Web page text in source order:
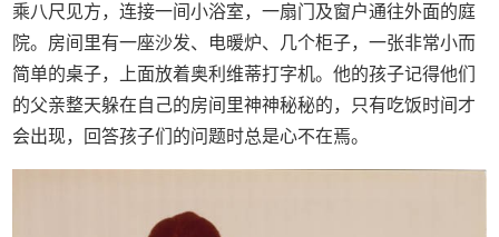
乘八尺见方，连接一间小浴室，一扇门及窗户通往外面的庭
院。房间里有一座沙发、电暖炉、几个柜子，一张非常小而
简单的桌子，上面放着奥利维蒂打字机。他的孩子记得他们
的父亲整天躲在自己的房间里神神秘秘的，只有吃饭时间才
会出现，回答孩子们的问题时总是心不在焉。